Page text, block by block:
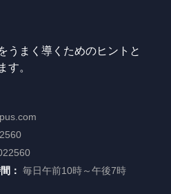
うまく導くためのヒントと
す。
： 毎日午前10時～午後7時